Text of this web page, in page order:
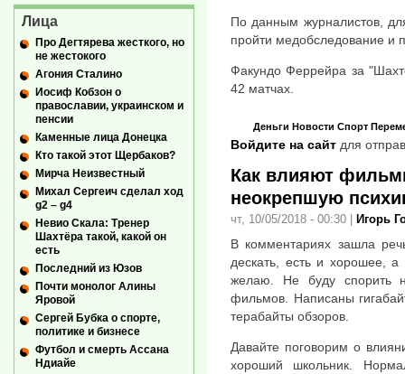
По данным журналистов,
пройти медобследование и
Факундо Феррейра за
42 матчах.
Деньги Новости Спорт
Войдите на сайт для
Как влияют
неокрепшую
чт, 10/05/2018 - 00:30 | Игорь
В комментариях зашла
дескать, есть и хорошее,
желаю. Не буду спорить
фильмов. Написаны
терабайты обзоров.
Давайте поговорим о
хороший школьник.
Лица
Про Дегтярева жесткого, но
не жестокого
Агония Сталино
Иосиф Кобзон о
православии, украинском и
пенсии
Каменные лица Донецка
Кто такой этот Щербаков?
Мирча Неизвестный
Михал Сергеич сделал ход
g2 – g4
Невио Скала: Тренер
Шахтёра такой, какой он
есть
Последний из Юзов
Почти монолог Алины
Яровой
Сергей Бубка о спорте,
политике и бизнесе
Футбол и смерть Ассана
Ндиайе